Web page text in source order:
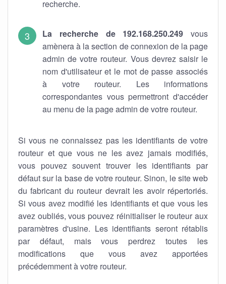
recherche.
La recherche de 192.168.250.249 vous
amènera à la section de connexion de la page
admin de votre routeur. Vous devrez saisir le
nom d'utilisateur et le mot de passe associés
à votre routeur. Les informations
correspondantes vous permettront d'accéder
au menu de la page admin de votre routeur.
Si vous ne connaissez pas les identifiants de votre
routeur et que vous ne les avez jamais modifiés,
vous pouvez souvent trouver les identifiants par
défaut sur la base de votre routeur. Sinon, le site web
du fabricant du routeur devrait les avoir répertoriés.
Si vous avez modifié les identifiants et que vous les
avez oubliés, vous pouvez réinitialiser le routeur aux
paramètres d'usine. Les identifiants seront rétablis
par défaut, mais vous perdrez toutes les
modifications que vous avez apportées
précédemment à votre routeur.